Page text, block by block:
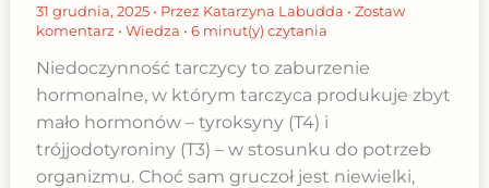
31 grudnia, 2025 • Przez Katarzyna Labudda • Zostaw
komentarz • Wiedza • 6 minut(y) czytania
Niedoczynność tarczycy to zaburzenie
hormonalne, w którym tarczyca produkuje zbyt
mało hormonów – tyroksyny (T4) i
trójjodotyroniny (T3) – w stosunku do potrzeb
organizmu. Choć sam gruczoł jest niewielki,